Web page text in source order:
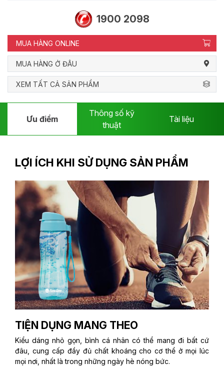
1900 2098
MUA HÀNG ONLINE
MUA HÀNG Ở ĐÂU
XEM TẤT CẢ SẢN PHẨM
Ưu điểm
Thông số kỹ
thuật
Tài liệu
LỢI ÍCH KHI SỬ DỤNG SẢN PHẨM
TIỆN DỤNG MANG THEO
Kiểu dáng nhỏ gọn, bình cá nhân có thể mang đi bất cứ
đâu, cung cấp đầy đủ chất khoáng cho cơ thể ở mọi lúc
mọi nơi, nhất là trong những ngày hè nóng bức.